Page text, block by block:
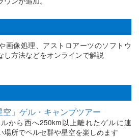
画像処理、アストロアーツのソフトウ
し方法などをオンラインで解説
空」ゲル・キャンプツアー
から西へ250km以上離れたゲルに連
場所でペルセ群や星空を楽しめます